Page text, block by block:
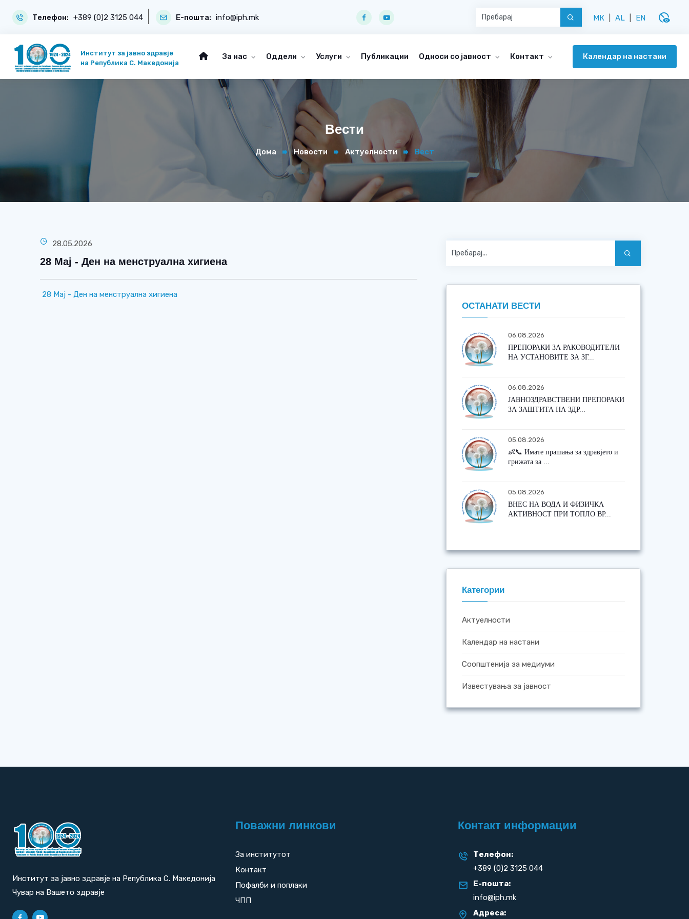
Телефон: +389 (0)2 3125 044 Е-пошта: info@iph.mk МК AL EN disabled_visible
Институт за јавно здравје
на Република С. Македонија
За нас Оддели Услуги Публикации Односи со јавност Контакт Календар на настани
Вести
Дома Новости Актуелности Вест
28.05.2026
28 Мај - Ден на менструална хигиена
28 Мај - Ден на менструална хигиена
ОСТАНАТИ ВЕСТИ
06.08.2026
ПРЕПОРАКИ ЗА РАКОВОДИТЕЛИ
НА УСТАНОВИТЕ ЗА ЗГ...
06.08.2026
ЈАВНОЗДРАВСТВЕНИ ПРЕПОРАКИ
ЗА ЗАШТИТА НА ЗДР...
05.08.2026
👶📞 Имате прашања за здравјето и
грижата за ...
05.08.2026
ВНЕС НА ВОДА И ФИЗИЧКА
АКТИВНОСТ ПРИ ТОПЛО ВР...
Категории
Актуелности
Календар на настани
Соопштенија за медиуми
Известувања за јавност
Институт за јавно здравје на Република С. Македонија
Чувар на Вашето здравје
Поважни линкови
За институтот
Контакт
Пофалби и поплаки
ЧПП
Контакт информации
Телефон:
+389 (0)2 3125 044
Е-пошта:
info@iph.mk
Адреса: